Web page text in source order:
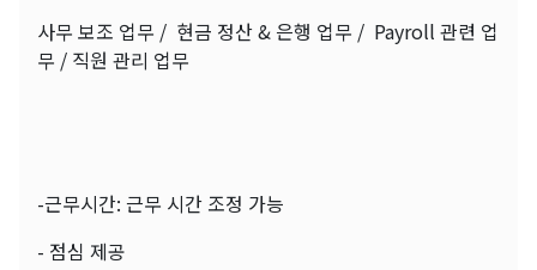
사무 보조 업무 / 현금 정산 & 은행 업무 / Payroll 관련 업
무 / 직원 관리 업무
-근무시간: 근무 시간 조정 가능
- 점심 제공